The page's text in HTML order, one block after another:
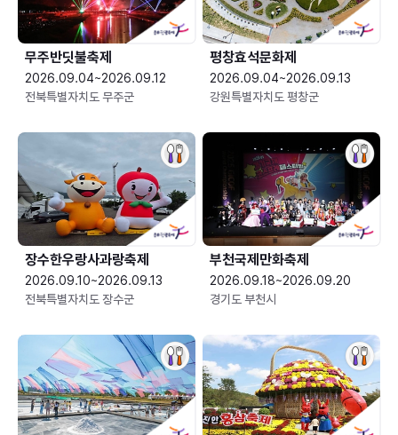
무주반딧불축제
2026.09.04~2026.09.12
전북특별자치도 무주군
평창효석문화제
2026.09.04~2026.09.13
강원특별자치도 평창군
장수한우랑사과랑축제
2026.09.10~2026.09.13
전북특별자치도 장수군
부천국제만화축제
2026.09.18~2026.09.20
경기도 부천시